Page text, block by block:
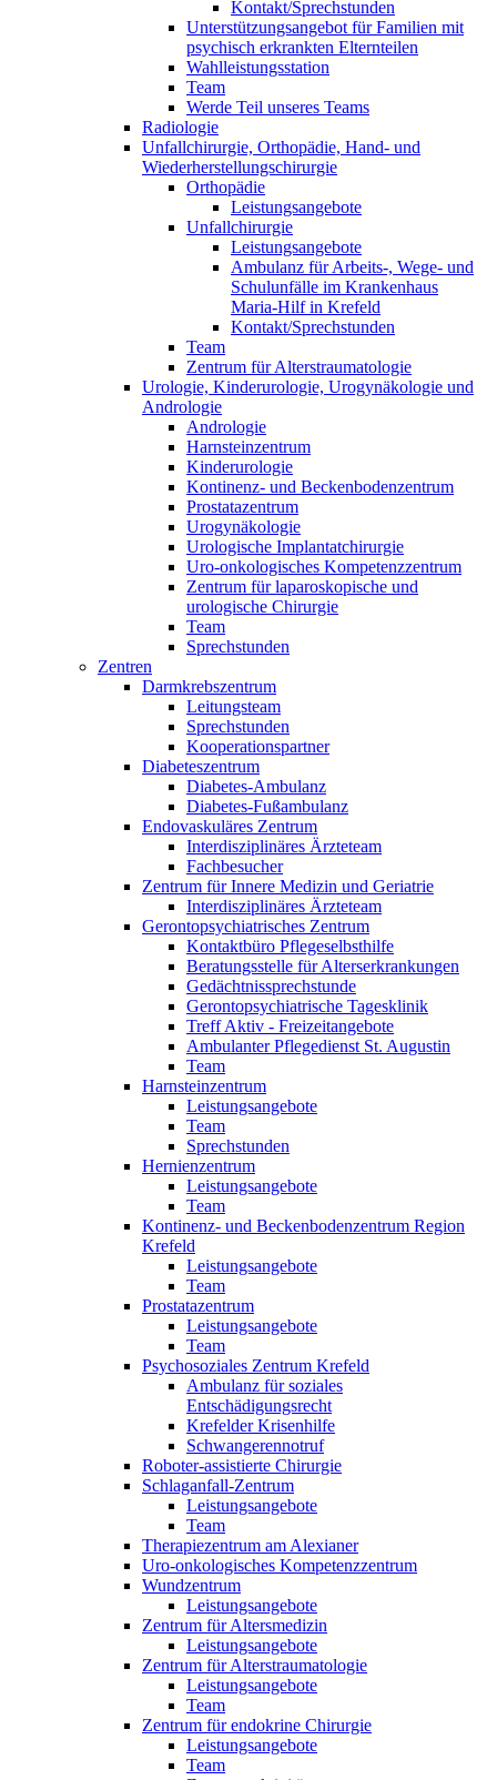
Kontakt/Sprechstunden
Unterstützungsangebot für Familien mit
psychisch erkrankten Elternteilen
Wahlleistungsstation
Team
Werde Teil unseres Teams
Radiologie
Unfallchirurgie, Orthopädie, Hand- und
Wiederherstellungschirurgie
Orthopädie
Leistungsangebote
Unfallchirurgie
Leistungsangebote
Ambulanz für Arbeits-, Wege- und
Schulunfälle im Krankenhaus
Maria-Hilf in Krefeld
Kontakt/Sprechstunden
Team
Zentrum für Alterstraumatologie
Urologie, Kinderurologie, Urogynäkologie und
Andrologie
Andrologie
Harnsteinzentrum
Kinderurologie
Kontinenz- und Beckenbodenzentrum
Prostatazentrum
Urogynäkologie
Urologische Implantatchirurgie
Uro-onkologisches Kompetenzzentrum
Zentrum für laparoskopische und
urologische Chirurgie
Team
Sprechstunden
Zentren
Darmkrebszentrum
Leitungsteam
Sprechstunden
Kooperationspartner
Diabeteszentrum
Diabetes-Ambulanz
Diabetes-Fußambulanz
Endovaskuläres Zentrum
Interdisziplinäres Ärzteteam
Fachbesucher
Zentrum für Innere Medizin und Geriatrie
Interdisziplinäres Ärzteteam
Gerontopsychiatrisches Zentrum
Kontaktbüro Pflegeselbsthilfe
Beratungsstelle für Alterserkrankungen
Gedächtnissprechstunde
Gerontopsychiatrische Tagesklinik
Treff Aktiv - Freizeitangebote
Ambulanter Pflegedienst St. Augustin
Team
Harnsteinzentrum
Leistungsangebote
Team
Sprechstunden
Hernienzentrum
Leistungsangebote
Team
Kontinenz- und Beckenbodenzentrum Region
Krefeld
Leistungsangebote
Team
Prostatazentrum
Leistungsangebote
Team
Psychosoziales Zentrum Krefeld
Ambulanz für soziales
Entschädigungsrecht
Krefelder Krisenhilfe
Schwangerennotruf
Roboter-assistierte Chirurgie
Schlaganfall-Zentrum
Leistungsangebote
Team
Therapiezentrum am Alexianer
Uro-onkologisches Kompetenzzentrum
Wundzentrum
Leistungsangebote
Zentrum für Altersmedizin
Leistungsangebote
Zentrum für Alterstraumatologie
Leistungsangebote
Team
Zentrum für endokrine Chirurgie
Leistungsangebote
Team